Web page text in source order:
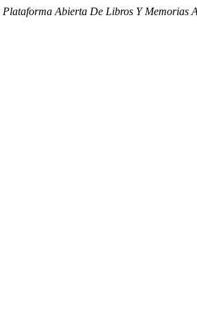
Plataforma Abierta De Libros Y Memorias